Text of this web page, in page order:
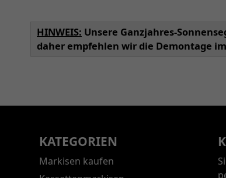
HINWEIS: Unsere Ganzjahres-
daher empfehlen wir die Demontage
KATEGORIEN
Markisen kaufen